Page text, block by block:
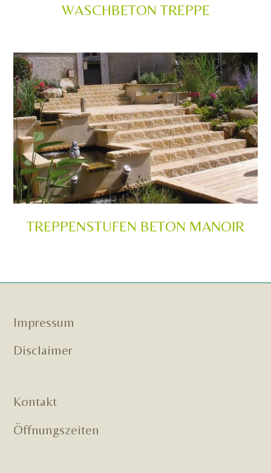
WASCHBETON TREPPE
TREPPENSTUFEN BETON MANOIR
Impressum
Disclaimer
Kontakt
Öffnungszeiten